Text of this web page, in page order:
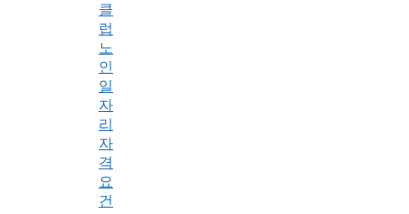
클
럽
노
인
일
자
리
자
격
요
건